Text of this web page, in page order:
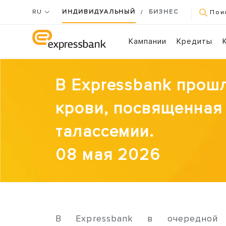
RU ИНДИВИДУАЛЬНЫЙ / БИЗНЕС
Кампании Кредиты
В Expressbank
крови,
талассемии.
08 мая 2026
В Expressbank в